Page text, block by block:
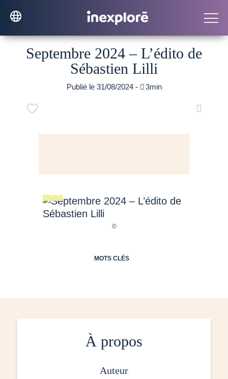
Septembre 2024 – L’édito de
Sébastien Lilli
Publié le 31/08/2024 - 3min

MOTS CLÉS
À propos
auteur